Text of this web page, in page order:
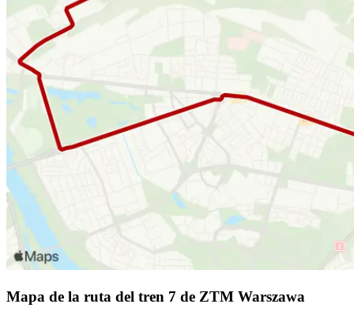
Mapa de la ruta del tren 7 de ZTM Warszawa